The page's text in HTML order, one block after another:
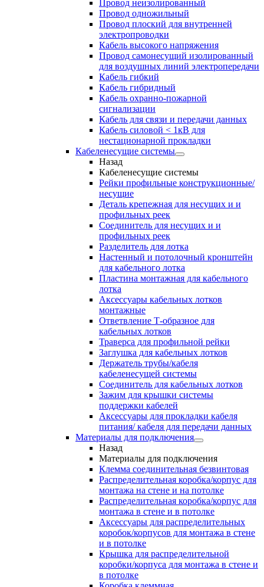
Провод неизолированный
Провод одножильный
Провод плоский для внутренней
электропроводки
Кабель высокого напряжения
Провод самонесущий изолированный
для воздушных линий электропередачи
Кабель гибкий
Кабель гибридный
Кабель охранно-пожарной
сигнализации
Кабель для связи и передачи данных
Кабель силовой < 1кВ для
нестационарной прокладки
Кабеленесущие системы
Назад
Кабеленесущие системы
Рейки профильные конструкционные/
несущие
Деталь крепежная для несущих и и
профильных реек
Соединитель для несущих и и
профильных реек
Разделитель для лотка
Настенный и потолочный кронштейн
для кабельного лотка
Пластина монтажная для кабельного
лотка
Аксессуары кабельных лотков
монтажные
Ответвление Т-образное для
кабельных лотков
Траверса для профильной рейки
Заглушка для кабельных лотков
Держатель трубы/кабеля
кабеленесущей системы
Соединитель для кабельных лотков
Зажим для крышки системы
поддержки кабелей
Аксессуары для прокладки кабеля
питания/ кабеля для передачи данных
Материалы для подключения
Назад
Материалы для подключения
Клемма соединительная безвинтовая
Распределительная коробка/корпус для
монтажа на стене и на потолке
Распределительная коробка/корпус для
монтажа в стене и в потолке
Аксессуары для распределительных
коробок/корпусов для монтажа в стене
и в потолке
Крышка для распределительной
коробки/корпуса для монтажа в стене и
в потолке